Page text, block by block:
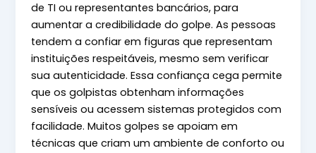
de TI ou representantes bancários, para
aumentar a credibilidade do golpe. As pessoas
tendem a confiar em figuras que representam
instituições respeitáveis, mesmo sem verificar
sua autenticidade. Essa confiança cega permite
que os golpistas obtenham informações
sensíveis ou acessem sistemas protegidos com
facilidade. Muitos golpes se apoiam em
técnicas que criam um ambiente de conforto ou